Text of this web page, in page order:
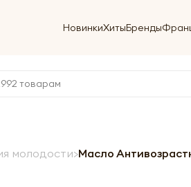
НовинкиХитыБренды
молодости Масло